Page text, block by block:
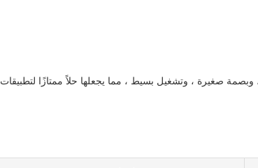
صغيرة ، وتشغيل بسيط ، مما يجعلها حلاً ممتازًا لتطبيقات